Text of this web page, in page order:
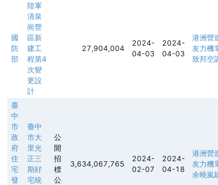
國
防
部
陸軍
清泉
崗營
區新
建工
程第4
次變
更設
計
27,904,004
2024-
04-03
2024-
04-03
港洲營
友力機
致邦空
臺
中
市
政
府
住
宅
發
臺中
市大
里光
正三
期好
宅統
公
開
招
標
公
3,634,067,765
2024-
02-07
2024-
04-18
港洲營
友力機
余曉嵐